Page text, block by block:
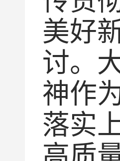
美好
讨。
神作
落实